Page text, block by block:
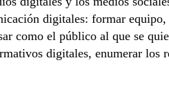
digitales: formar
como el público al que se
digitales, enumerar los